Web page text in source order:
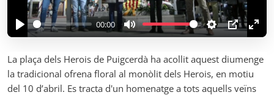
P
a
y
00:00
M
S
t
P
E
t
a
y
La plaça dels Herois de Puigcerdà ha acollit aquest diumenge
la tradicional ofrena floral al monòlit dels Herois, en motiu
del 10 d’abril. Es tracta d'un homenatge a tots aquells veïns